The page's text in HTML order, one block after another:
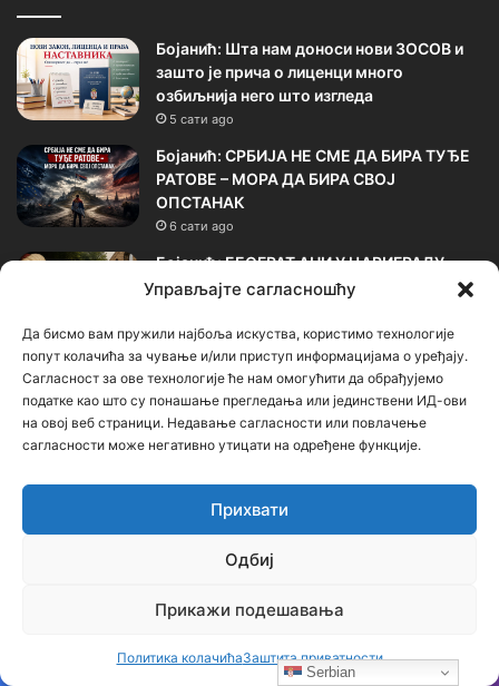
Управљајте сагласношћу
Да бисмо вам пружили најбоља искуства, користимо технологије
попут колачића за чување и/или приступ информацијама о уређају.
Сагласност за ове технологије ће нам омогућити да обрађујемо
податке као што су понашање прегледања или јединствени ИД-ови
на овој веб страници. Недавање сагласности или повлачење
сагласности може негативно утицати на одређене функције.
Прихвати
Одбиј
Прикажи подешавања
Политика колачићаЗаштита приватности
Бојанић: Шта нам доноси нови ЗОСОВ и
зашто је прича о лиценци много
озбиљнија него што изгледа
5 сати ago
Бојанић: СРБИЈА НЕ СМЕ ДА БИРА ТУЂЕ
РАТОВЕ – МОРА ДА БИРА СВОЈ
ОПСТАНАК
6 сати ago
Бојанић: БЕОГРАЂАНИ У ЦАРИГРАДУ –
ТРАГ БОЛНЕ СЕОБЕ КОЈИ И ДАНАС ЖИВИ
2 дана ago
Календар
август 2026.
21 22 23
Serbian